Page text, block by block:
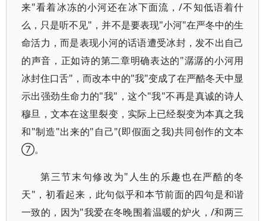
来"看着冰冻的小河还在冰下面流，/不知低语着什
么，只是听不见"，并不是要表现"小河"在严冬中的生
命活力，而是表现小河的话语遭受冰封，发不出自己
的声音，正如诗的第二章明确表达的"潺潺的小河用
冰封住口舌"，而改本中的"我"变成了在严酷冬天中显
示出强劲生命力的"我"，这个"我"不再是真诚的诗人
穆旦，文本在这里裂变，实际上已经裂变为本真之我
和"制造"出来的"自己"(即假面之我)共同创作的文本
⑦。
第三节末句修改为"人生的乐趣也在严酷的冬
天"，初看起来，此句似乎和本节前面的四句是和谐
一致的，因为"我爱在冬晚围着温暖的炉火，/和两三